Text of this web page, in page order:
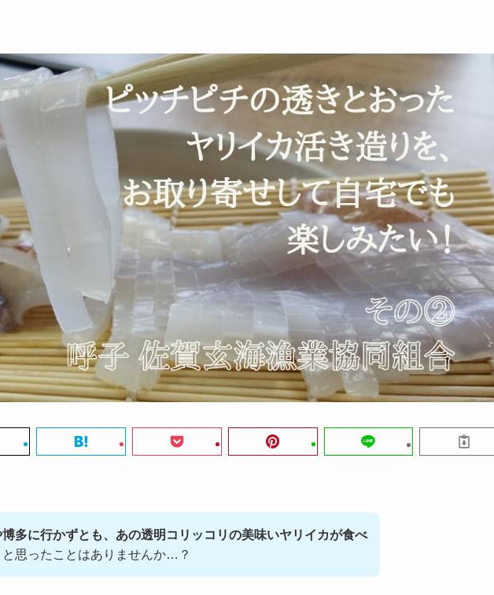
博多に行かずとも、あの透明コリッコリの美味いヤリイカが食べ
と思ったことはありませんか…？